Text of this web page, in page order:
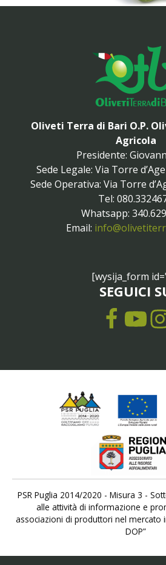
Oliveti Terra di Bari O.P.
Agricola
Presidente:
Sede Legale: Via Torre
Sede Operativa: Via Torre
Tel:
Whatsapp:
Email:
[wysija_form
SEGUICI
PSR Puglia 2014/2020 - Misura 3 -
alle attività di informazione e
associazioni di produttori nel mercato
DOP”